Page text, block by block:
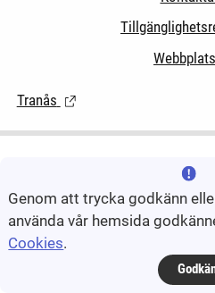
Tranås (Länk till extern sida.)
Genom att trycka godkänn
använda vår hemsida
Cookies.